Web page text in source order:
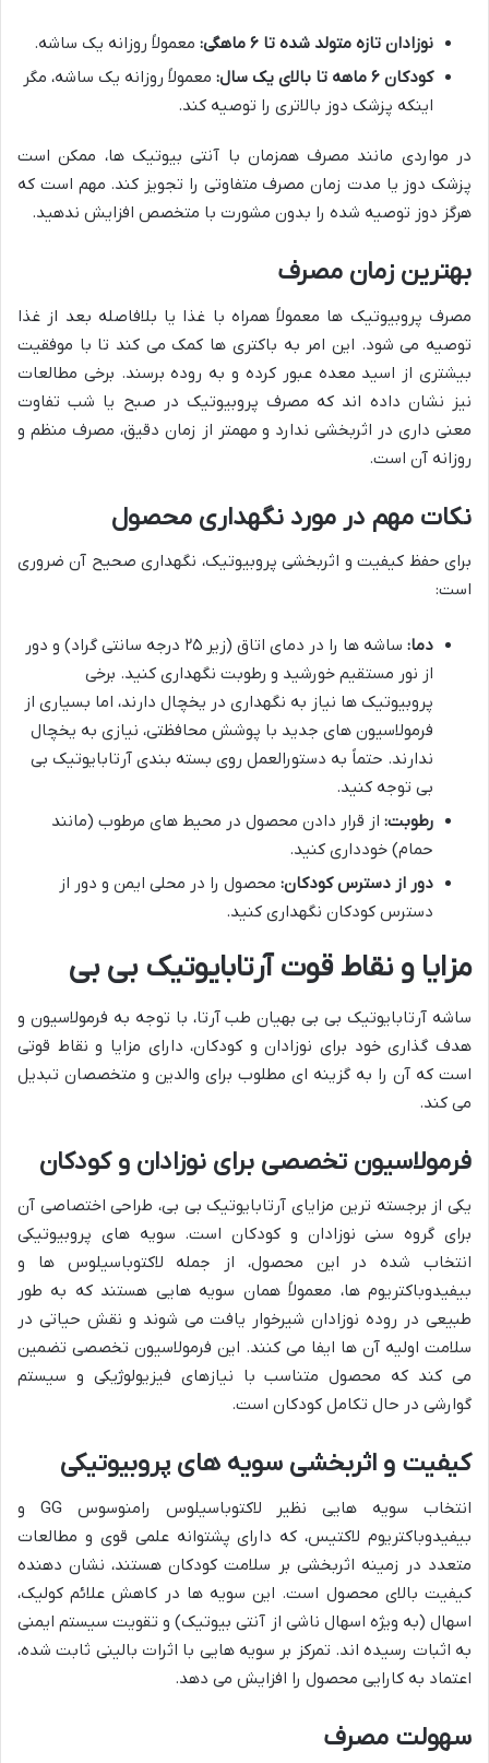
نوزادان تازه متولد شده تا ۶ ماهگی:
معمولاً روزانه یک ساشه.
کودکان ۶ ماهه تا بالای یک سال:
معمولاً روزانه یک ساشه، مگر
اینکه پزشک دوز بالاتری را توصیه کند.
در مواردی مانند مصرف همزمان با آنتی بیوتیک ها، ممکن است
پزشک دوز یا مدت زمان مصرف متفاوتی را تجویز کند. مهم است که
هرگز دوز توصیه شده را بدون مشورت با متخصص افزایش ندهید.
بهترین زمان مصرف
مصرف پروبیوتیک ها معمولاً همراه با غذا یا بلافاصله بعد از غذا
توصیه می شود. این امر به باکتری ها کمک می کند تا با موفقیت
بیشتری از اسید معده عبور کرده و به روده برسند. برخی مطالعات
نیز نشان داده اند که مصرف پروبیوتیک در صبح یا شب تفاوت
معنی داری در اثربخشی ندارد و مهمتر از زمان دقیق، مصرف منظم و
روزانه آن است.
نکات مهم در مورد نگهداری محصول
برای حفظ کیفیت و اثربخشی پروبیوتیک، نگهداری صحیح آن ضروری
است:
دما:
ساشه ها را در دمای اتاق (زیر ۲۵ درجه سانتی گراد) و دور
از نور مستقیم خورشید و رطوبت نگهداری کنید. برخی
پروبیوتیک ها نیاز به نگهداری در یخچال دارند، اما بسیاری از
فرمولاسیون های جدید با پوشش محافظتی، نیازی به یخچال
ندارند. حتماً به دستورالعمل روی بسته بندی آرتابایوتیک بی
بی توجه کنید.
رطوبت: از قرار دادن محصول در محیط های مرطوب (مانند
حمام) خودداری کنید.
دور از دسترس کودکان: محصول را در محلی ایمن و دور از
دسترس کودکان نگهداری کنید.
مزایا و نقاط قوت آرتابایوتیک بی بی
ساشه آرتابایوتیک بی بی بهیان طب آرتا، با توجه به فرمولاسیون و
هدف گذاری خود برای نوزادان و کودکان، دارای مزایا و نقاط قوتی
است که آن را به گزینه ای مطلوب برای والدین و متخصصان تبدیل
می کند.
فرمولاسیون تخصصی برای نوزادان و کودکان
یکی از برجسته ترین مزایای آرتابایوتیک بی بی، طراحی اختصاصی آن
برای گروه سنی نوزادان و کودکان است. سویه های پروبیوتیکی
انتخاب شده در این محصول، از جمله لاکتوباسیلوس ها و
بیفیدوباکتریوم ها، معمولاً همان سویه هایی هستند که به طور
طبیعی در روده نوزادان شیرخوار یافت می شوند و نقش حیاتی در
سلامت اولیه آن ها ایفا می کنند. این فرمولاسیون تخصصی تضمین
می کند که محصول متناسب با نیازهای فیزیولوژیکی و سیستم
گوارشی در حال تکامل کودکان است.
کیفیت و اثربخشی سویه های پروبیوتیکی
انتخاب سویه هایی نظیر لاکتوباسیلوس رامنوسوس GG و
بیفیدوباکتریوم لاکتیس، که دارای پشتوانه علمی قوی و مطالعات
متعدد در زمینه اثربخشی بر سلامت کودکان هستند، نشان دهنده
کیفیت بالای محصول است. این سویه ها در کاهش علائم کولیک،
اسهال (به ویژه اسهال ناشی از آنتی بیوتیک) و تقویت سیستم ایمنی
به اثبات رسیده اند. تمرکز بر سویه هایی با اثرات بالینی ثابت شده،
اعتماد به کارایی محصول را افزایش می دهد.
سهولت مصرف